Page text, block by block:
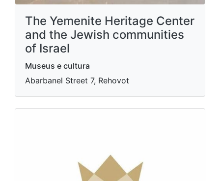
The Yemenite Heritage Center
and the Jewish communities
of Israel
Museus e cultura
Abarbanel Street 7, Rehovot